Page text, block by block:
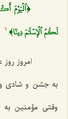
﴿ٱلۡيَوۡمَ
لَكُمُ ٱلۡإِسۡلَٰمَ دِينٗا﴾.
1
امروز
به جشن و شادی و
وقتی مؤمنین